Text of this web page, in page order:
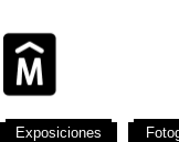
Exposiciones